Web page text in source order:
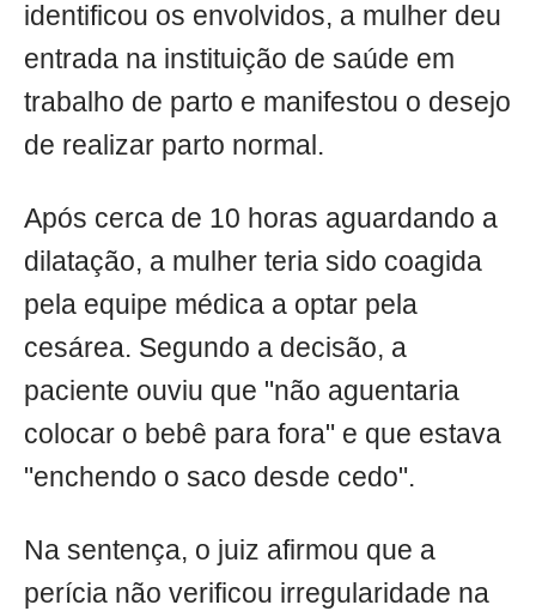
identificou os envolvidos, a mulher deu
entrada na instituição de saúde em
trabalho de parto e manifestou o desejo
de realizar parto normal.
Após cerca de 10 horas aguardando a
dilatação, a mulher teria sido coagida
pela equipe médica a optar pela
cesárea. Segundo a decisão, a
paciente ouviu que "não aguentaria
colocar o bebê para fora" e que estava
"enchendo o saco desde cedo".
Na sentença, o juiz afirmou que a
perícia não verificou irregularidade na